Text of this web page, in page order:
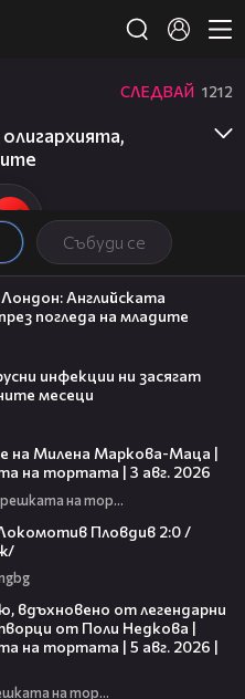
Събуди се
СЛЕДВАЙ 1212
Английската
погледа на младите
инфекции ни засягат
месеци
на Милена Маркова-Маца |
на тортата | 3 авг. 2026
Черешката на тортата
Пловдив 2:0 /
вдъхновено от легендарни
от Поли Недкова |
на тортата | 5 авг. 2026 |
Черешката на тортата